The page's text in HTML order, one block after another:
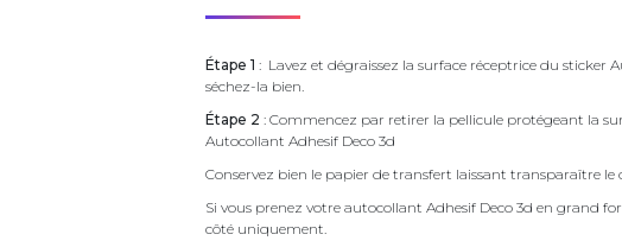
Étape 1 : Lavez et dégraissez la surface réceptrice du sticker
séchez-la bien.
Étape 2 : Commencez par retirer la pellicule protégeant la
Autocollant Adhesif Deco 3d
Conservez bien le papier de transfert laissant transparaître le
Si vous prenez votre autocollant Adhesif Deco 3d en grand
côté uniquement.